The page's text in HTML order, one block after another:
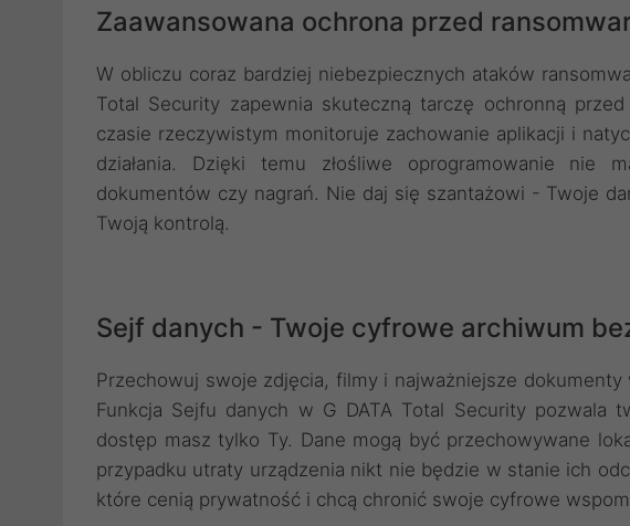
Zaawansowana ochrona przed
W obliczu coraz bardziej niebezpiecznych ataków
Total Security zapewnia skuteczną tarczę ochronną
czasie rzeczywistym monitoruje zachowanie aplikacji i
działania. Dzięki temu złośliwe oprogramowanie nie
dokumentów czy nagrań. Nie daj się szantażowi - Twoje
Twoją kontrolą.
Sejf danych - Twoje cyfrowe archiwum
Przechowuj swoje zdjęcia, filmy i najważniejsze
Funkcja Sejfu danych w G DATA Total Security pozwala
dostęp masz tylko Ty. Dane mogą być przechowywane
przypadku utraty urządzenia nikt nie będzie w stanie ich
które cenią prywatność i chcą chronić swoje cyfrowe